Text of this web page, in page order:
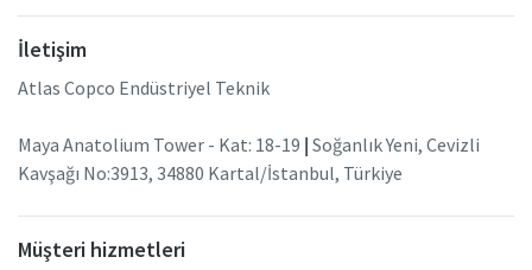
İletişim
Atlas Copco Endüstriyel Teknik
Maya Anatolium Tower - Kat: 18-19 | Soğanlık Yeni, Cevizli
Kavşağı No:3913, 34880 Kartal/İstanbul, Türkiye
Müşteri hizmetleri